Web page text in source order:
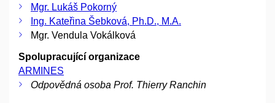
Mgr. Lukáš Pokorný
Ing. Kateřina Šebková, Ph.D., M.A.
Mgr. Vendula Vokálková
Spolupracující organizace
ARMINES
Odpovědná osoba Prof. Thierry Ranchin